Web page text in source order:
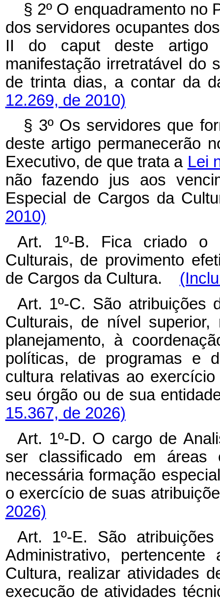
§ 2º O enquadramento no
dos servidores ocupantes
II do caput deste artigo
manifestação irretratável do
de trinta dias, a contar da
12.269, de 2010)
§ 3º Os servidores que
deste artigo permanecerão
Executivo, de que trata a Lei
não fazendo jus aos
Especial de Cargos da
2010)
Art. 1º-B. Fica criado o
Culturais, de provimento
de Cargos da Cultura.
Art. 1º-C. São atribuições
Culturais, de nível superior,
planejamento, à
políticas, de programas e
cultura relativas ao
seu órgão ou de sua
15.367, de 2026)
Art. 1º-D. O cargo de
ser classificado em áreas
necessária formação
o exercício de suas
2026)
Art. 1º-E. São
Administrativo,
Cultura, realizar atividades
execução de atividades